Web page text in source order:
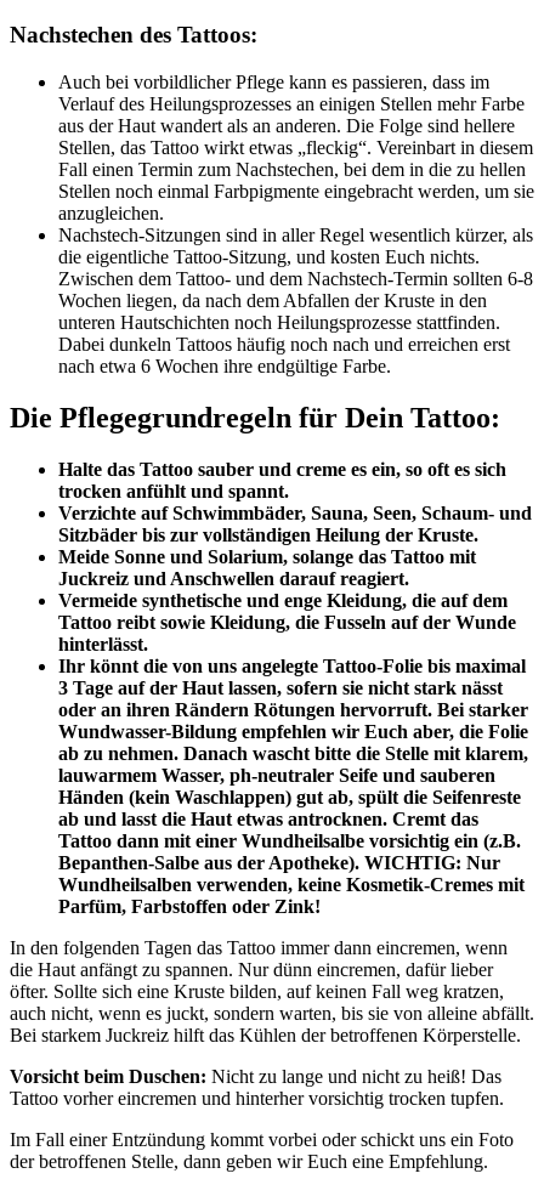
Nachstechen des Tattoos:
Auch bei vorbildlicher Pflege kann es passieren, dass im
Verlauf des Heilungsprozesses an einigen Stellen mehr Farbe
aus der Haut wandert als an anderen. Die Folge sind hellere
Stellen, das Tattoo wirkt etwas „fleckig“. Vereinbart in diesem
Fall einen Termin zum Nachstechen, bei dem in die zu hellen
Stellen noch einmal Farbpigmente eingebracht werden, um sie
anzugleichen.
Nachstech-Sitzungen sind in aller Regel wesentlich kürzer, als
die eigentliche Tattoo-Sitzung, und kosten Euch nichts.
Zwischen dem Tattoo- und dem Nachstech-Termin sollten 6-8
Wochen liegen, da nach dem Abfallen der Kruste in den
unteren Hautschichten noch Heilungsprozesse stattfinden.
Dabei dunkeln Tattoos häufig noch nach und erreichen erst
nach etwa 6 Wochen ihre endgültige Farbe.
Die Pflegegrundregeln für Dein Tattoo:
Halte das Tattoo sauber und creme es ein, so oft es sich
trocken anfühlt und spannt.
Verzichte auf Schwimmbäder, Sauna, Seen, Schaum- und
Sitzbäder bis zur vollständigen Heilung der Kruste.
Meide Sonne und Solarium, solange das Tattoo mit
Juckreiz und Anschwellen darauf reagiert.
Vermeide synthetische und enge Kleidung, die auf dem
Tattoo reibt sowie Kleidung, die Fusseln auf der Wunde
hinterlässt.
Ihr könnt die von uns angelegte Tattoo-Folie bis maximal
3 Tage auf der Haut lassen, sofern sie nicht stark nässt
oder an ihren Rändern Rötungen hervorruft. Bei starker
Wundwasser-Bildung empfehlen wir Euch aber, die Folie
ab zu nehmen. Danach wascht bitte die Stelle mit klarem,
lauwarmem Wasser, ph-neutraler Seife und sauberen
Händen (kein Waschlappen) gut ab, spült die Seifenreste
ab und lasst die Haut etwas antrocknen. Cremt das
Tattoo dann mit einer Wundheilsalbe vorsichtig ein (z.B.
Bepanthen-Salbe aus der Apotheke). WICHTIG: Nur
Wundheilsalben verwenden, keine Kosmetik-Cremes mit
Parfüm, Farbstoffen oder Zink!
In den folgenden Tagen das Tattoo immer dann eincremen, wenn
die Haut anfängt zu spannen. Nur dünn eincremen, dafür lieber
öfter. Sollte sich eine Kruste bilden, auf keinen Fall weg kratzen,
auch nicht, wenn es juckt, sondern warten, bis sie von alleine abfällt.
Bei starkem Juckreiz hilft das Kühlen der betroffenen Körperstelle.
Vorsicht beim Duschen: Nicht zu lange und nicht zu heiß! Das
Tattoo vorher eincremen und hinterher vorsichtig trocken tupfen.
Im Fall einer Entzündung kommt vorbei oder schickt uns ein Foto
der betroffenen Stelle, dann geben wir Euch eine Empfehlung.